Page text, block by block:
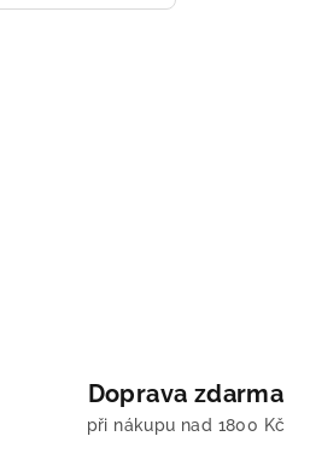
Doprava zdarma
při nákupu nad 1800 Kč